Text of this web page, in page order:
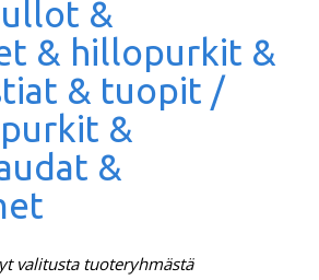
&
& hillopurkit &
& tuopit /
&
&
valitusta tuoteryhmästä